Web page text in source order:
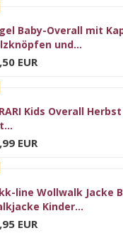
Baby-Overall mit
und...
EUR
Kids Overall
EUR
line Wollwalk Jacke
Kinder...
EUR